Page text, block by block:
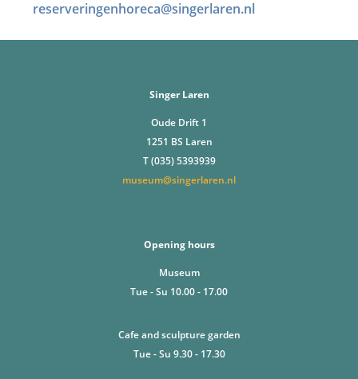
reserveringenhoreca@singerlaren.nl
Singer Laren
Oude Drift 1
1251 BS Laren
T (035) 5393939
museum@singerlaren.nl
Opening hours
Museum
Tue - Su 10.00 - 17.00
Cafe and sculpture garden
Tue - Su 9.30 - 17.30